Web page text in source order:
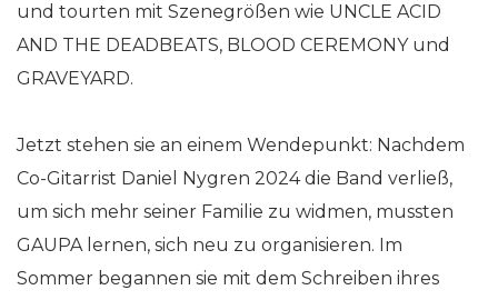
und tourten mit Szenegrößen wie UNCLE ACID
AND THE DEADBEATS, BLOOD CEREMONY und
GRAVEYARD.
Jetzt stehen sie an einem Wendepunkt: Nachdem
Co-Gitarrist Daniel Nygren 2024 die Band verließ,
um sich mehr seiner Familie zu widmen, mussten
GAUPA lernen, sich neu zu organisieren. Im
Sommer begannen sie mit dem Schreiben ihres